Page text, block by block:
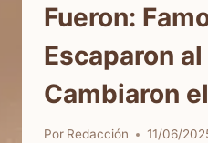
Fueron:
Escaparon
Cambiaron
Por Redacción 11/06/